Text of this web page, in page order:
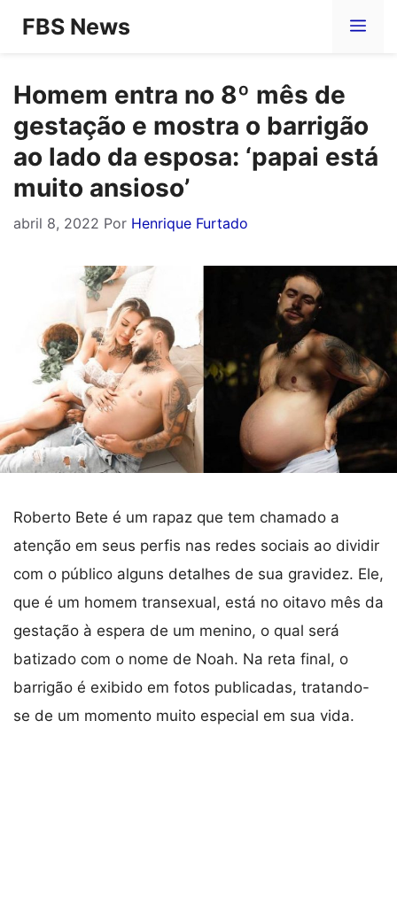
Pular
conteúdo
FBS News
Homem entra no 8º mês de
gestação e mostra o barrigão
ao lado da esposa: ‘papai está
muito ansioso’
abril 8, 2022 Por Henrique Furtado
Roberto Bete é um rapaz que tem chamado a
atenção em seus perfis nas redes sociais ao dividir
com o público alguns detalhes de sua gravidez. Ele,
que é um homem transexual, está no oitavo mês da
gestação à espera de um menino, o qual será
batizado com o nome de Noah. Na reta final, o
barrigão é exibido em fotos publicadas, tratando-
se de um momento muito especial em sua vida.